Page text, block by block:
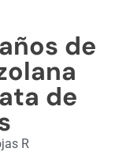
de
de
R